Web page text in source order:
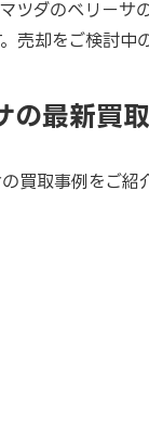
ツダのベリー
売却をご検討
の最新買
買取事例をご